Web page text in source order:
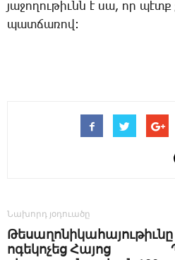
յա­ջո­ղու­թիւնն է սա, որ պէտք
պատ­ճա­ռով:
Նախորդ յօդուածը
Թեսաղոնիկահայութիւնը
ոգեկոչեց Հայոց